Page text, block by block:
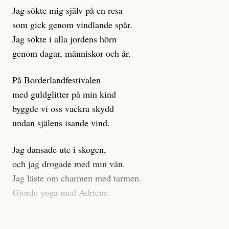
klickbete är inte intressant för Dagens ETC.
Journalistiken är låst. En klatschig men korrekt rubrik
gör förhoppningsvis att en nyfiken beställer
prenumeration, men den avslutas sekunder senare om
dessa granskningar på olika källor, alltifrån domar till
en mängd intervjupersoner, inklusive generös
möjlighet att bemöta för såväl personen vars motiv att
engagera sig i Palestinarörelsen ifrågasätts som de
grupper där Säpo-resursen samlade in uppgifter.
Researchen är grundlig.
Möjligen är det egentligen inte journalistikens metod
som stör?
Jag sökte mig själv på en resa
som gick genom vindlande spår.
Jag sökte i alla jordens hörn
genom dagar, människor och år.
På Borderlandfestivalen
med guldglitter på min kind
byggde vi oss vackra skydd
undan själens isande vind.
Jag dansade ute i skogen,
och jag drogade med min vän.
Jag läste om charmen med tarmen.
Gjorde yoga med Adriene.